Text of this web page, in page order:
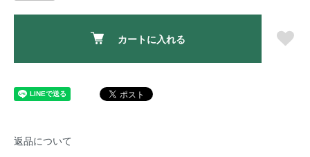
カートに入れる
返品について